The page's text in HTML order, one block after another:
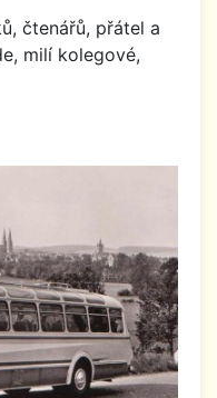
čtenářů, přátel a
milí kolegové,